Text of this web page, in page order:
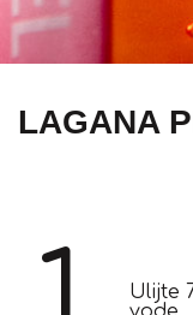
LAGANA
Ulijte